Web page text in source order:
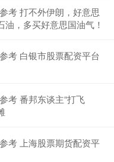
考 打不外伊朗，好意思
，多买好意思国油气！
考 白银市股票配资平台
考 番邦东谈主“打飞
考 上海股票期货配资平